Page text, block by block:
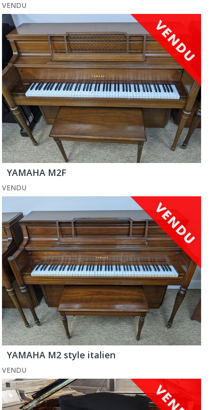
VENDU
YAMAHA M2F
VENDU
YAMAHA M2 style italien
VENDU